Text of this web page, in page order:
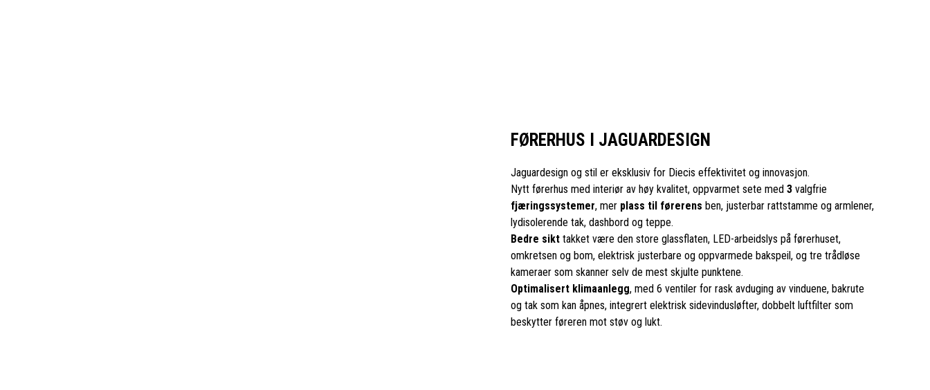
FØRERHUS I JAGUARDESIGN
Jaguardesign og stil er eksklusiv for Diecis effektivitet og innovasjon.
Nytt førerhus med interiør av høy kvalitet, oppvarmet sete med 3valgfrie
fjæringssystemer, mer plass til førerens ben, justerbar rattstamme og armlener,
lydisolerende tak, dashbord og teppe.
Bedre sikttakket være den store glassflaten, LED-arbeidslys på førerhuset,
omkretsen og bom, elektrisk justerbare og oppvarmede bakspeil, og tre trådløse
kameraer som skanner selv de mest skjulte punktene.
Optimalisert klimaanlegg, med 6 ventiler for rask avduging av vinduene, bakrute
og tak som kan åpnes, integrert elektrisk sidevindusløfter, dobbelt luftfilter som
beskytter føreren mot støv og lukt.